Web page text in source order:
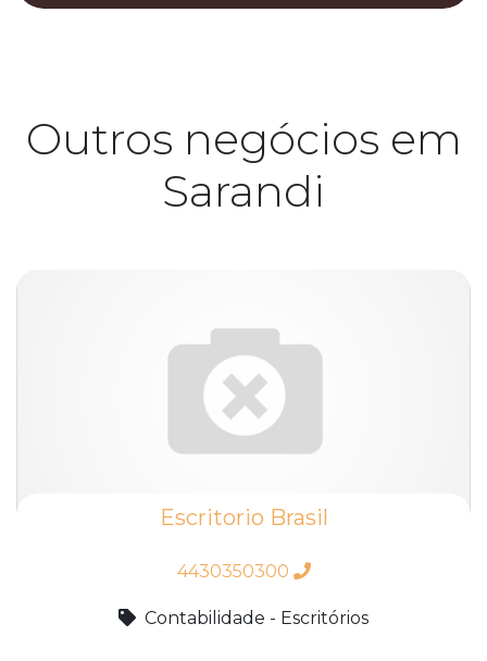
Outros negócios em
Sarandi
Escritorio Brasil
4430350300
Contabilidade - Escritórios